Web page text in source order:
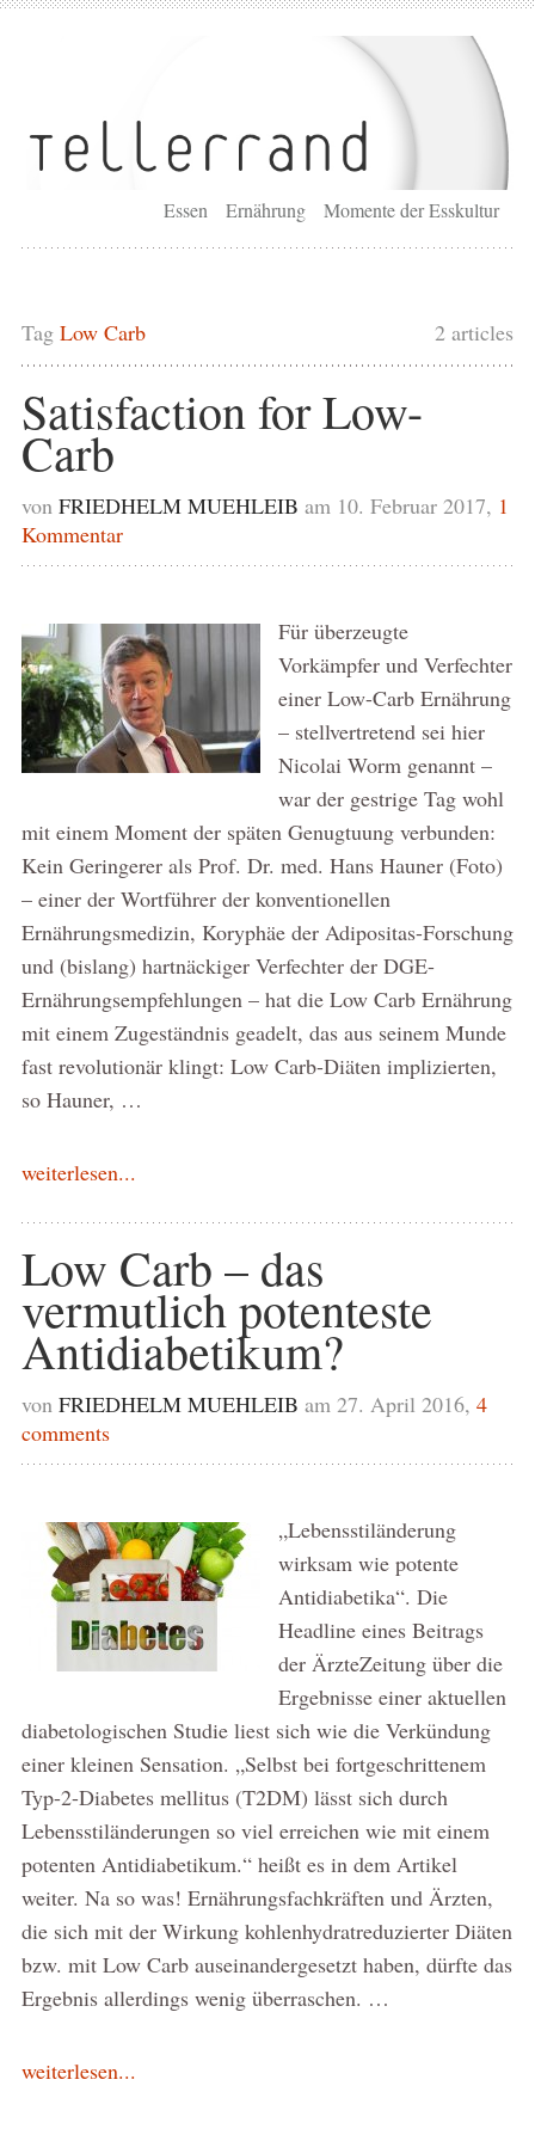
Essen Ernährung Momente der Esskultur
2 articles
Tag Low Carb
Satisfaction for Low-
Carb
von FRIEDHELM MUEHLEIB am 10. Februar 2017, 1
Kommentar
Für überzeugte
Vorkämpfer und Verfechter
einer Low-Carb Ernährung
– stellvertretend sei hier
Nicolai Worm genannt –
war der gestrige Tag wohl
mit einem Moment der späten Genugtuung verbunden:
Kein Geringerer als Prof. Dr. med. Hans Hauner (Foto)
– einer der Wortführer der konventionellen
Ernährungsmedizin, Koryphäe der Adipositas-Forschung
und (bislang) hartnäckiger Verfechter der DGE-
Ernährungsempfehlungen – hat die Low Carb Ernährung
mit einem Zugeständnis geadelt, das aus seinem Munde
fast revolutionär klingt: Low Carb-Diäten implizierten,
so Hauner, …
weiterlesen...
Low Carb – das
vermutlich potenteste
Antidiabetikum?
von FRIEDHELM MUEHLEIB am 27. April 2016, 4
comments
„Lebensstiländerung
wirksam wie potente
Antidiabetika“. Die
Headline eines Beitrags
der ÄrzteZeitung über die
Ergebnisse einer aktuellen
diabetologischen Studie liest sich wie die Verkündung
einer kleinen Sensation. „Selbst bei fortgeschrittenem
Typ-2-Diabetes mellitus (T2DM) lässt sich durch
Lebensstiländerungen so viel erreichen wie mit einem
potenten Antidiabetikum.“ heißt es in dem Artikel
weiter. Na so was! Ernährungsfachkräften und Ärzten,
die sich mit der Wirkung kohlenhydratreduzierter Diäten
bzw. mit Low Carb auseinandergesetzt haben, dürfte das
Ergebnis allerdings wenig überraschen. …
weiterlesen...